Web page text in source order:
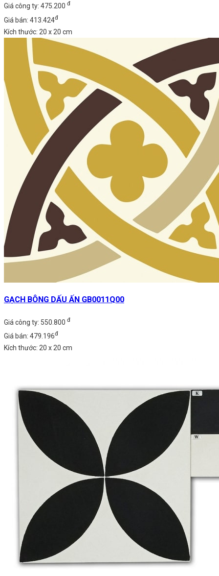
Giá công ty: 475.200 đ
Giá bán: 413.424đ
Kích thước: 20 x 20 cm
GẠCH BÔNG DẤU ẤN GB0011Q00
Giá công ty: 550.800 đ
Giá bán: 479.196đ
Kích thước: 20 x 20 cm